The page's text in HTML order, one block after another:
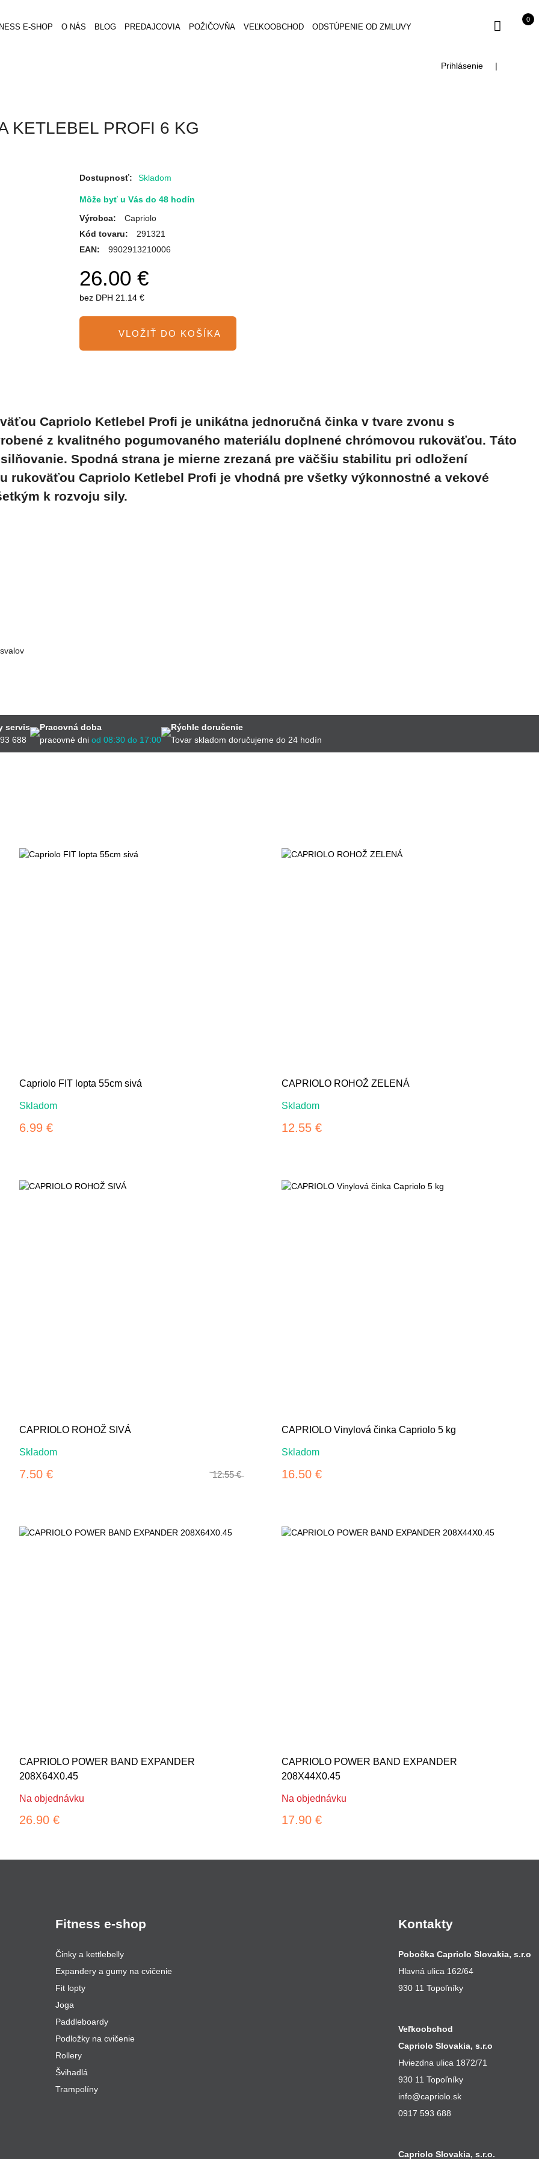
E-SHOP O NÁS BLOG PREDAJCOVIA POŽIČOVŇA VEĽKOOBCHOD ODSTÚPENIE OD ZMLUVY
0
Prihlásenie
KETLEBEL PROFI 6 KG
Dostupnosť: Skladom
Môže byť u Vás do 48 hodín
Výrobca:
Capriolo
Kód tovaru:
291321
EAN:
9902913210006
26.00 €
bez DPH 21.14 €
Capriolo Ketlebel Profi je unikátna jednoručná činka v tvare zvonu s
z kvalitného pogumovaného materiálu doplnené chrómovou rukoväťou. Táto
Spodná strana je mierne zrezaná pre väčšiu stabilitu pri odložení
rukoväťou Capriolo Ketlebel Profi je vhodná pre všetky výkonnostné a vekové
k rozvoju sily.
servis
688
Pracovná doba
pracovné dni od 08:30 do 17:00
Rýchle doručenie
Tovar skladom doručujeme do 24 hodín
Capriolo FIT lopta 55cm sivá
Skladom
6.99 €
CAPRIOLO ROHOŽ ZELENÁ
Skladom
12.55 €
CAPRIOLO ROHOŽ SIVÁ
Skladom
7.50 € 12.55 €
CAPRIOLO Vinylová činka Capriolo 5 kg
Skladom
16.50 €
CAPRIOLO POWER BAND EXPANDER
208X64X0.45
Na objednávku
26.90 €
CAPRIOLO POWER BAND EXPANDER
208X44X0.45
Na objednávku
17.90 €
Fitness e-shop
Činky a kettlebelly
Expandery a gumy na cvičenie
Fit lopty
Joga
Paddleboardy
Podložky na cvičenie
Rollery
Švihadlá
Trampolíny
Kontakty
Pobočka Capriolo Slovakia, s.r.o
Hlavná ulica 162/64
930 11 Topoľníky
Veľkoobchod
Capriolo Slovakia, s.r.o
Hviezdna ulica 1872/71
930 11 Topoľníky
info@capriolo.sk
0917 593 688
Capriolo Slovakia, s.r.o.